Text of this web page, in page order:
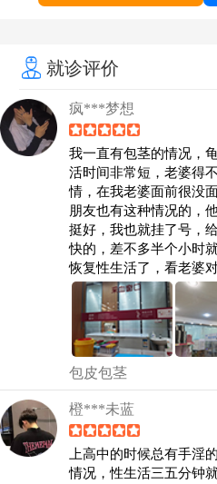
就诊评价
疯***梦想
我一直有包茎的情况，
活时间非常短，老婆得
情，在我老婆面前很没
朋友也有这种情况的，
挺好，我也就挂了号，
快的，差不多半个小时
恢复性生活了，看老婆
包皮包茎
橙***未蓝
上高中的时候总有手淫
情况，性生活三五分钟